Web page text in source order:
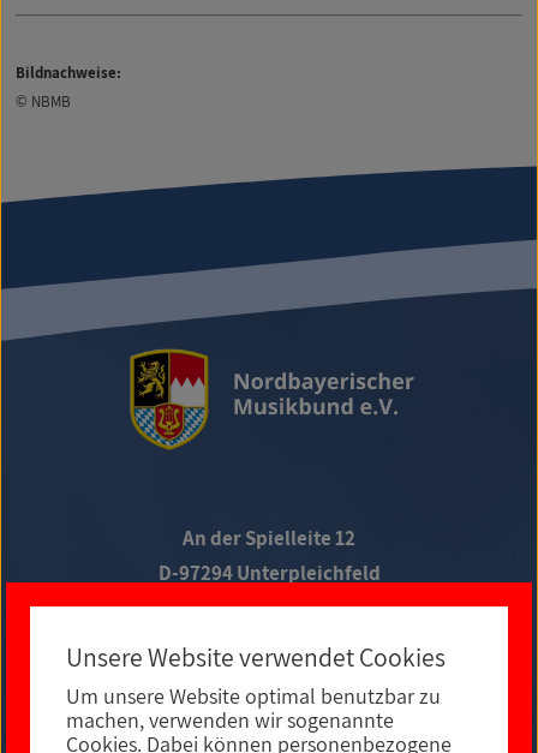
Bildnachweise:
© NBMB
An der Spielleite 12
D-97294 Unterpleichfeld
Telefon +49 9367 988 689-0
Social Media
Unsere Website verwendet Cookies
Um unsere Website optimal benutzbar zu
machen, verwenden wir sogenannte
Cookies. Dabei können personenbezogene